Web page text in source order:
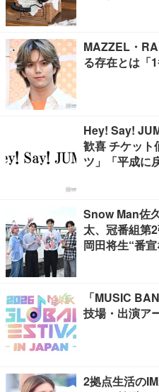
MAZZEL・
る存在とは「
Hey! Say!
歓喜 チケット
ツ」「平成に
Snow Man佐
太、冠番組第
岡田将生“番
「MUSIC
技場・出演ア
2拠点生活の